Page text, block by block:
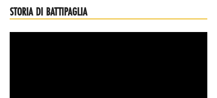
STORIA DI BATTIPAGLIA